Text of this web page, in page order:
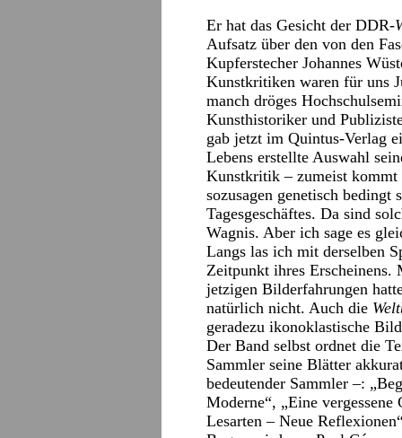
Er hat das Gesicht der DDR-
Aufsatz über den von den
Kupferstecher Johannes
Kunstkritiken waren für uns
manch dröges
Kunsthistoriker und
gab jetzt im Quintus-Verlag
Lebens erstellte Auswahl
Kunstkritik – zumeist kommt
sozusagen genetisch bedingt
Tagesgeschäftes. Da sind
Wagnis. Aber ich sage es
Langs las ich mit derselben
Zeitpunkt ihres Erscheinens.
jetzigen Bilderfahrungen
natürlich nicht. Auch die
geradezu ikonoklastische
Der Band selbst ordnet die
Sammler seine Blätter
bedeutender Sammler –:
Moderne“, „Eine vergessene
Lesarten – Neue